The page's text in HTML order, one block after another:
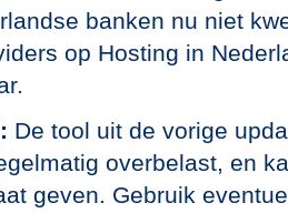
banken nu niet
op Hosting in
De tool uit de vorige
overbelast, en
geven. Gebruik